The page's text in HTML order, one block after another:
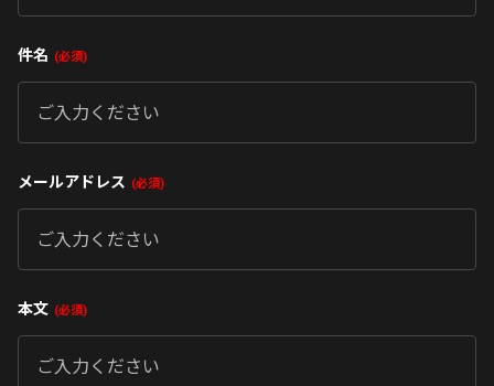
件名 必須
メールアドレス 必須
本文 必須